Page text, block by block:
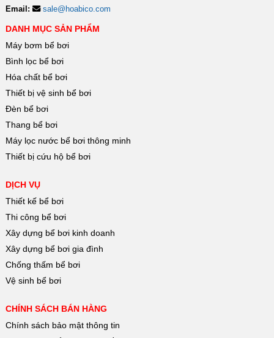
Email:
sale@hoabico.com
DANH MỤC SẢN PHẨM
Máy bơm bể bơi
Bình lọc bể bơi
Hóa chất bể bơi
Thiết bị vệ sinh bể bơi
Đèn bể bơi
Thang bể bơi
Máy lọc nước bể bơi thông minh
Thiết bị cứu hộ bể bơi
DỊCH VỤ
Thiết kế bể bơi
Thi công bể bơi
Xây dựng bể bơi kinh doanh
Xây dựng bể bơi gia đình
Chống thấm bể bơi
Vệ sinh bể bơi
CHÍNH SÁCH BÁN HÀNG
Chính sách bảo mật thông tin